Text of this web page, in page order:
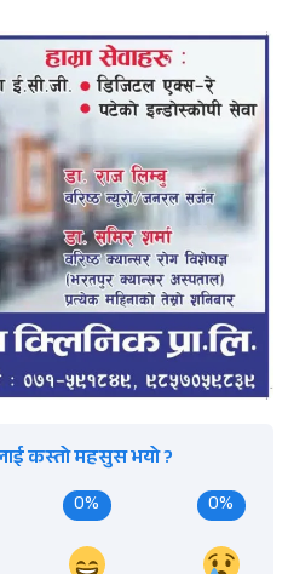
कस्तो महसुस भयो ?
0% 0%